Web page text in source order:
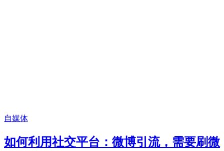
自媒体
如何利用社交平台：微博引流，需要刷微